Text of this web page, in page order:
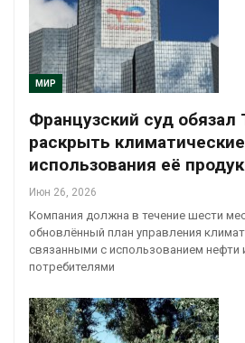
МИР
Французский суд обязал
раскрыть
использования её
Июн 26, 2026
Компания должна в течение шести
обновлённый план управления
связанными с использованием нефти
потребителями